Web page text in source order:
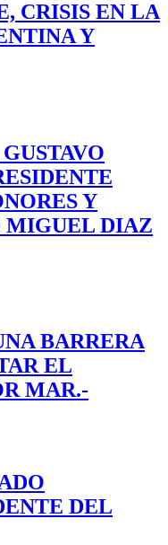
CRISIS EN LA
Y
Y
MIGUEL DIAZ
BARRERA
EL
MAR.-
DEL